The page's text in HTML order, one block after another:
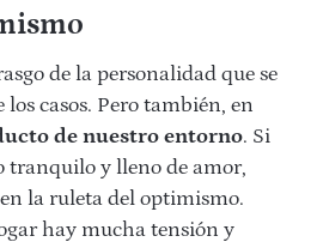
de la personalidad que se
los casos. Pero también, en
de nuestro entorno. Si
tranquilo y lleno de amor,
la ruleta del optimismo.
hay mucha tensión y